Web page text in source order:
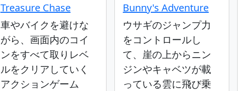
Treasure Chase
車やバイクを避けな
がら、画面内のコイ
ンをすべて取りレベ
ルをクリアしていく
アクションゲーム
Bunny's Adventure
ウサギのジャンプ力
をコントロールし
て、崖の上からニン
ジンやキャベツが載
っている雲に飛び乗